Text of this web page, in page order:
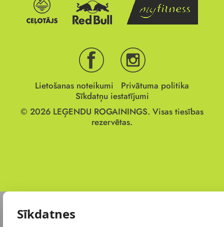
Lietošanas noteikumi
Privātuma politika
Sīkdatņu iestatījumi
© 2026 LEĢENDU ROGAININGS. Visas tiesības
rezervētas.
Sīkdatnes